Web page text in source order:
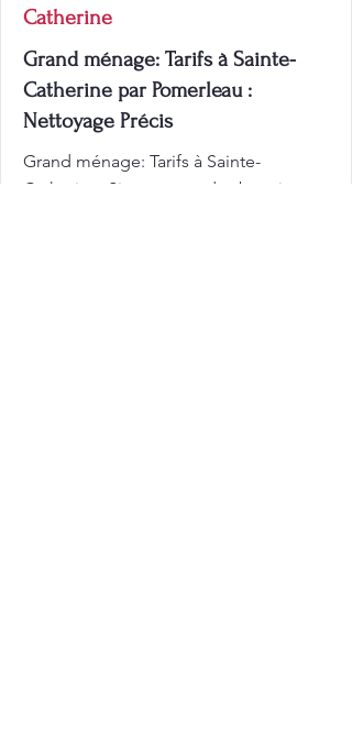
Catherine
Grand ménage: Tarifs à Sainte-
Catherine par Pomerleau :
Nettoyage Précis
Grand ménage: Tarifs à Sainte-
Catherine: Si vous avez des besoins